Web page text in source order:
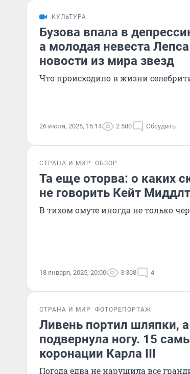
КУЛЬТУРА
Бузова впала в
а молодая невеста
новости из мира звезд
Что происходило в жизни
26 июля, 2025, 15:14 2 580 Обсудить
СТРАНА И МИР ОБЗОР
Та еще оторва: о каких
не говорить Кейт
В тихом омуте иногда не только
18 января, 2025, 20:00 3 308 4
СТРАНА И МИР ФОТОРЕПОРТАЖ
Ливень портил шляпки,
подвернула ногу. 15
коронации Карла III
Погода едва не нарушила все